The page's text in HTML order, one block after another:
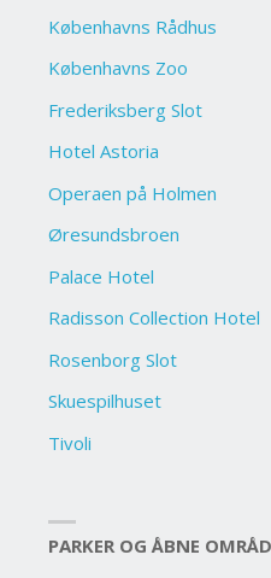
Københavns Rådhus
Københavns Zoo
Frederiksberg Slot
Hotel Astoria
Operaen på Holmen
Øresundsbroen
Palace Hotel
Radisson Collection Hotel
Rosenborg Slot
Skuespilhuset
Tivoli
PARKER OG ÅBNE